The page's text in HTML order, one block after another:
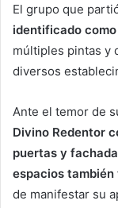
El grupo que
identificado
múltiples pintas y
diversos
Ante el temor de
Divino Redentor
puertas y
espacios
de manifestar su